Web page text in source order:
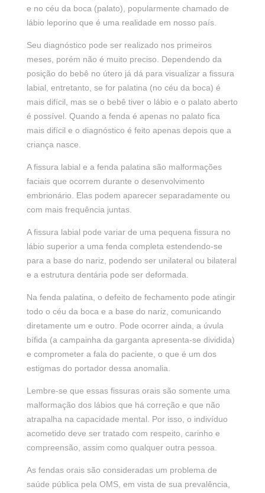
e no céu da boca (palato), popularmente chamado de
lábio leporino que é uma realidade em nosso país.
Seu diagnóstico pode ser realizado nos primeiros
meses, porém não é muito preciso. Dependendo da
posição do bebê no útero já dá para visualizar a fissura
labial, entretanto, se for palatina (no céu da boca) é
mais difícil, mas se o bebê tiver o lábio e o palato aberto
é possível. Quando a fenda é apenas no palato fica
mais difícil e o diagnóstico é feito apenas depois que a
criança nasce.
A fissura labial e a fenda palatina são malformações
faciais que ocorrem durante o desenvolvimento
embrionário. Elas podem aparecer separadamente ou
com mais frequência juntas.
A fissura labial pode variar de uma pequena fissura no
lábio superior a uma fenda completa estendendo-se
para a base do nariz, podendo ser unilateral ou bilateral
e a estrutura dentária pode ser deformada.
Na fenda palatina, o defeito de fechamento pode atingir
todo o céu da boca e a base do nariz, comunicando
diretamente um e outro. Pode ocorrer ainda, a úvula
bífida (a campainha da garganta apresenta-se dividida)
e comprometer a fala do paciente, o que é um dos
estigmas do portador dessa anomalia.
Lembre-se que essas fissuras orais são somente uma
malformação dos lábios que há correção e que não
atrapalha na capacidade mental. Por isso, o indivíduo
acometido deve ser tratado com respeito, carinho e
compreensão, assim como qualquer outra pessoa.
As fendas orais são consideradas um problema de
saúde pública pela OMS, em vista de sua prevalência,